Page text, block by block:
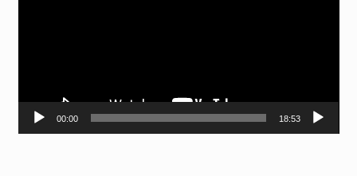
00:00 18:53